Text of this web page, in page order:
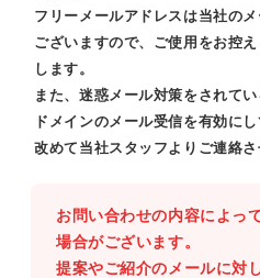
フリーメールアドレスは当社の
ございますので、ご使用をお控
します。
また、迷惑メール対策をされて
ドメインのメール受信を有効にし
改めて当社スタッフよりご連絡さ
お問い合わせの内容によっ
場合がございます。
提案やご紹介のメールに対